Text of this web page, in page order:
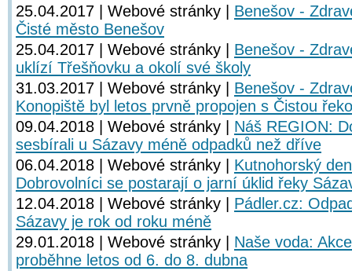
25.04.2017 | Webové stránky | Benešov -
Čisté město Benešov
25.04.2017 | Webové stránky | Benešov -
uklízí Třešňovku a okolí své školy
31.03.2017 | Webové stránky | Benešov -
Konopiště byl letos prvně propojen s Čistou
09.04.2018 | Webové stránky | Náš REGION:
sesbírali u Sázavy méně odpadků než dříve
06.04.2018 | Webové stránky | Kutnohorský
Dobrovolníci se postarají o jarní úklid řeky
12.04.2018 | Webové stránky | Pádler.cz:
Sázavy je rok od roku méně
29.01.2018 | Webové stránky | Naše voda:
proběhne letos od 6. do 8. dubna